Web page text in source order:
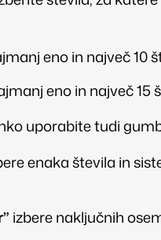
eno in največ 10
eno in največ 15
uporabite tudi
enaka števila in
izbere naključnih